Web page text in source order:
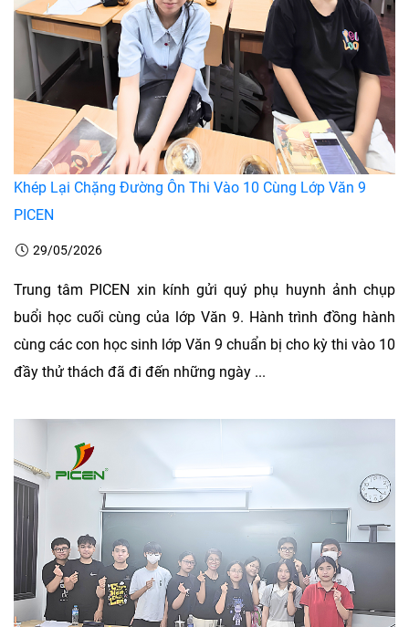
Khép Lại Chặng Đường Ôn Thi Vào 10 Cùng Lớp Văn 9
PICEN
29/05/2026
Trung tâm PICEN xin kính gửi quý phụ huynh ảnh chụp
buổi học cuối cùng của lớp Văn 9. Hành trình đồng hành
cùng các con học sinh lớp Văn 9 chuẩn bị cho kỳ thi vào 10
đầy thử thách đã đi đến những ngày ...